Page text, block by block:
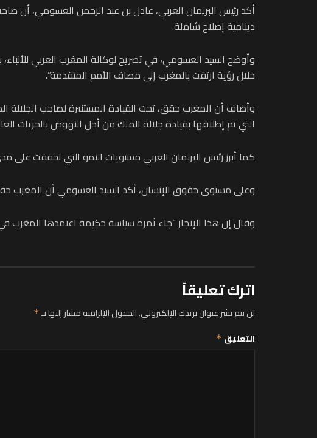
أكد رئيس البرلمان العربي، عادل بن عبد الرحمن العسومي،
دينامية إصلاح شاملة.
وأوضح السيد العسومي، في تصريح لوكالة المغرب العربي
خلال رؤية ارتقت بالمغرب إلى مصاف الأمم المتقدمة”.
وأضاف أن المغرب حقق، تحت القيادة المستنيرة لصاحب
التي تم إطلاقها بقيادة جلالة الملك من أجل النهوض بالحريات
كما أبرز رئيس البرلمان العربي مستويات النمو التي تحققت
وعلى مستوى حقوق الإنسان، أكد السيد العسومي أن المغرب حقق
وقال إن هذا الإنجاز “جاء ثمرة سياسة حكيمة اعتمدها
اترك تعليقاً
لن يتم نشر عنوان بريدك الإلكتروني.الحقول الإلزامية مشار إليها بـ*
التعليق *